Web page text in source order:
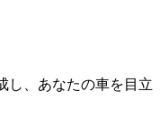
し、あなたの車を目立